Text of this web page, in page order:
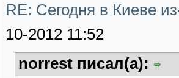
RE: Сегодня в Киеве
10-2012 11:52
norrest писал(а):